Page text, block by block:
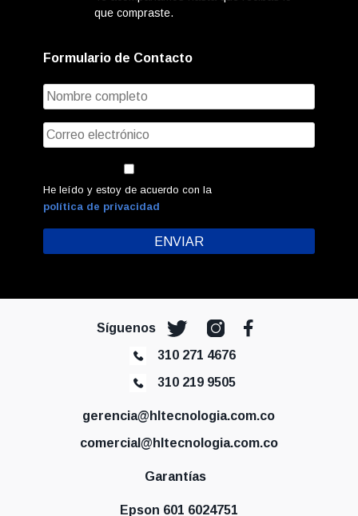
que compraste.
Formulario de Contacto
He leído y estoy de acuerdo con la
política de privacidad
Síguenos
310 271 4676
310 219 9505
gerencia@hltecnologia.com.co
comercial@hltecnologia.com.co
Garantías
Epson 601 6024751